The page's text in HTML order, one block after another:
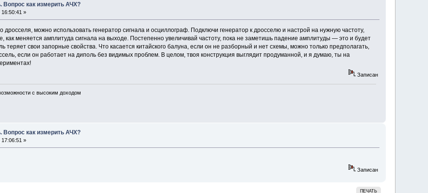
как измерить АЧХ?
»
дросселя, можно использовать генератор сигнала и осциллограф. Подключи генератор к дросселю и настрой на нужную частоту,
как меняется амплитуда сигнала на выходе. Постепенно увеличивай частоту, пока не заметишь падение амплитуды — это и будет
теряет свои запорные свойства. Что касается китайского балуна, если он не разборный и нет схемы, можно только предполагать,
если он работает на диполь без видимых проблем. В целом, твоя конструкция выглядит продуманной, и я думаю, ты на
Записан
с высоким доходом
как измерить АЧХ?
»
Записан
ПЕЧАТЬ